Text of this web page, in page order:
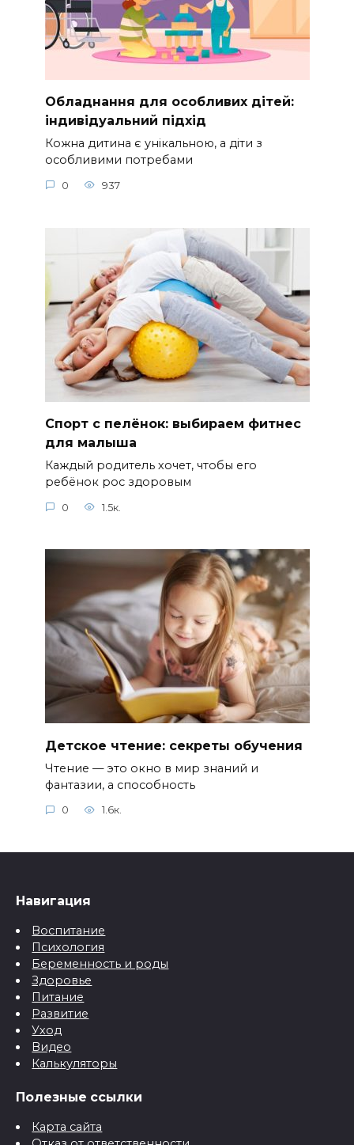
Обладнання для особливих дітей:
індивідуальний підхід
Кожна дитина є унікальною, а діти з
особливими потребами
0 937
Спорт с пелёнок: выбираем фитнес
для малыша
Каждый родитель хочет, чтобы его
ребёнок рос здоровым
0 1.5к.
Детское чтение: секреты обучения
Чтение — это окно в мир знаний и
фантазии, а способность
0 1.6к.
Навигация
Воспитание
Психология
Беременность и роды
Здоровье
Питание
Развитие
Уход
Видео
Калькуляторы
Полезные ссылки
Карта сайта